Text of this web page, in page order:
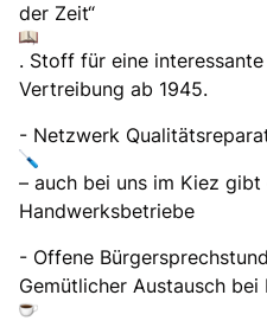
der Zeit“
. Stoff für eine
Vertreibung ab 1945.
- Netzwerk
– auch bei uns im Kiez
Handwerksbetriebe
- Offene
Gemütlicher Austausch bei